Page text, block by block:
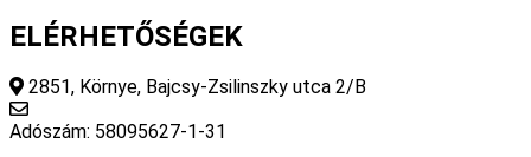
ELÉRHETŐSÉGEK
2851, Környe, Bajcsy-Zsilinszky utca 2/B
Adószám: 58095627-1-31